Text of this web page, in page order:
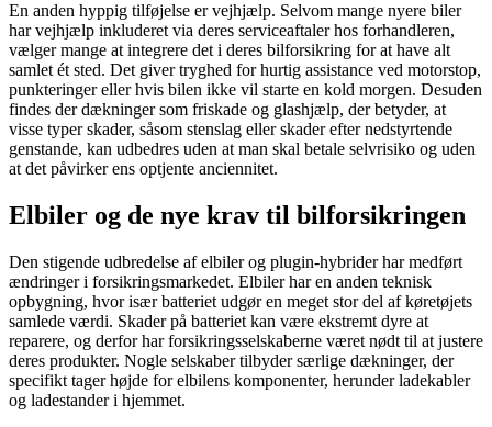
En anden hyppig tilføjelse er vejhjælp. Selvom mange nyere biler
har vejhjælp inkluderet via deres serviceaftaler hos forhandleren,
vælger mange at integrere det i deres bilforsikring for at have alt
samlet ét sted. Det giver tryghed for hurtig assistance ved motorstop,
punkteringer eller hvis bilen ikke vil starte en kold morgen. Desuden
findes der dækninger som friskade og glashjælp, der betyder, at
visse typer skader, såsom stenslag eller skader efter nedstyrtende
genstande, kan udbedres uden at man skal betale selvrisiko og uden
at det påvirker ens optjente anciennitet.
Elbiler og de nye krav til bilforsikringen
Den stigende udbredelse af elbiler og plugin-hybrider har medført
ændringer i forsikringsmarkedet. Elbiler har en anden teknisk
opbygning, hvor især batteriet udgør en meget stor del af køretøjets
samlede værdi. Skader på batteriet kan være ekstremt dyre at
reparere, og derfor har forsikringsselskaberne været nødt til at justere
deres produkter. Nogle selskaber tilbyder særlige dækninger, der
specifikt tager højde for elbilens komponenter, herunder ladekabler
og ladestander i hjemmet.